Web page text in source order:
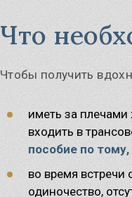
Что
Чтобы получить
иметь за
входить в
пособие по
во время встречи
одиночество,